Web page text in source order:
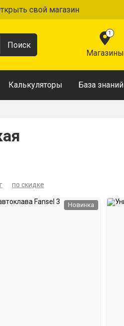
свой магазин
1
Магазины
Калькуляторы База знаний
по скидке
Новинка